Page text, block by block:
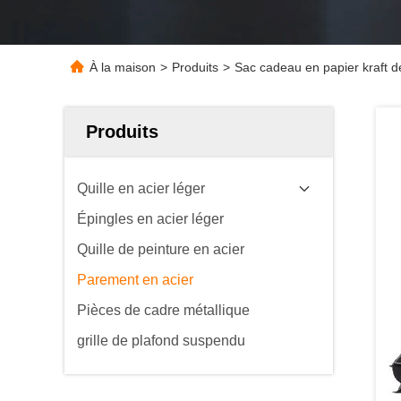
À la maison > Produits > Sac cadeau en papier kraft
Produits
Quille en acier léger
Épingles en acier léger
Quille de peinture en acier
Parement en acier
Pièces de cadre métallique
grille de plafond suspendu